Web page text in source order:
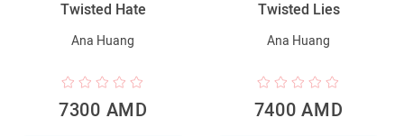
Twisted Hate
Ana Huang
7300 AMD
Twisted Lies
Ana Huang
7400 AMD